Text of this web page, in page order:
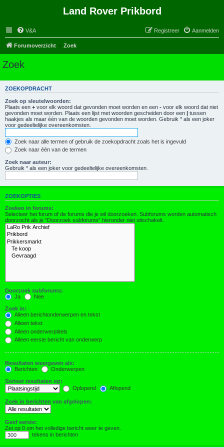
Land Rover Prikbord
V&A Aanmelden
Registreer
Forumoverzicht Zoek
Zoek
ZOEKOPDRACHT
Zoek op sleutelwoorden:
Plaats een + voor elk woord dat gevonden moet worden en een - voor elk woord dat niet
gevonden moet worden. Plaats een lijst met woorden gescheiden door een | tussen
haakjes als maar één van de woorden gevonden moet worden. Gebruik * als een joker
voor gedeeltelijke overeenkomsten.
Zoek naar alle termen of gebruik de zoekopdracht zoals het is ingevuld
Zoek naar één van de termen
Zoek naar auteur:
Gebruik * als een joker voor gedeeltelijke overeenkomsten.
ZOEKOPTIES
Zoeken in forums:
Selecteer het forum of de forums die je wil doorzoeken. Subforums worden automatisch
doorzocht als je “Doorzoek subforums“ hieronder niet uitschakelt.
Doorzoek subforums:
Ja
Nee
Zoek in:
Alleen berichtonderwerpen en tekst
Alleen tekst
Alleen onderwerptitels
Alleen eerste bericht van onderwerp
Resultaten weergeven als:
Berichten
Onderwerpen
Sorteer resultaten op:
Oplopend
Aflopend
Zoek in berichten van afgelopen:
Geef eerste:
Zet op 0 om het volledige bericht weer te geven.
tekens in berichten